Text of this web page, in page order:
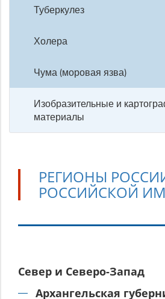
Туберкулез
Холера
Чума (моровая язва)
Изобразительные и
материалы
РЕГИОНЫ
РОССИЙСКОЙ
России
в
Север и Северо-Запад
Архангельская